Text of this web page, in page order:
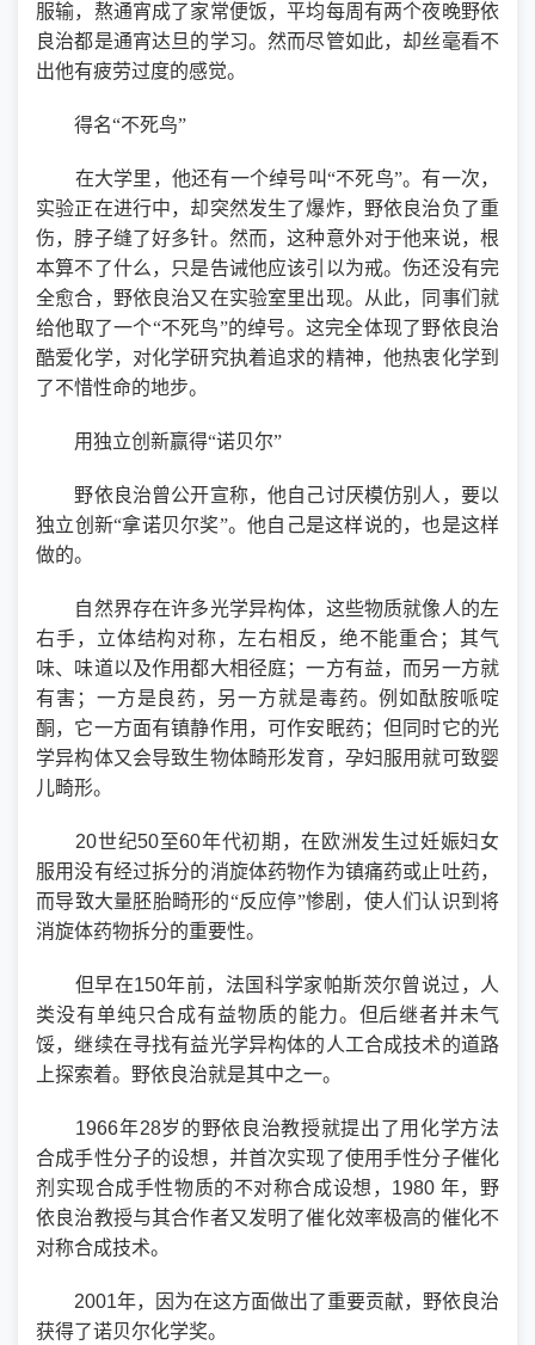
服输，熬通宵成了家常便饭，平均每周有两个夜晚野依
良治都是通宵达旦的学习。然而尽管如此，却丝毫看不
出他有疲劳过度的感觉。
得名“不死鸟”
在大学里，他还有一个绰号叫“不死鸟”。有一次，
实验正在进行中，却突然发生了爆炸，野依良治负了重
伤，脖子缝了好多针。然而，这种意外对于他来说，根
本算不了什么，只是告诫他应该引以为戒。伤还没有完
全愈合，野依良治又在实验室里出现。从此，同事们就
给他取了一个“不死鸟”的绰号。这完全体现了野依良治
酷爱化学，对化学研究执着追求的精神，他热衷化学到
了不惜性命的地步。
用独立创新赢得“诺贝尔”
野依良治曾公开宣称，他自己讨厌模仿别人，要以
独立创新“拿诺贝尔奖”。他自己是这样说的，也是这样
做的。
自然界存在许多光学异构体，这些物质就像人的左
右手，立体结构对称，左右相反，绝不能重合；其气
味、味道以及作用都大相径庭；一方有益，而另一方就
有害；一方是良药，另一方就是毒药。例如酞胺哌啶
酮，它一方面有镇静作用，可作安眠药；但同时它的光
学异构体又会导致生物体畸形发育，孕妇服用就可致婴
儿畸形。
20世纪50至60年代初期，在欧洲发生过妊娠妇女
服用没有经过拆分的消旋体药物作为镇痛药或止吐药，
而导致大量胚胎畸形的“反应停”惨剧，使人们认识到将
消旋体药物拆分的重要性。
但早在150年前，法国科学家帕斯茨尔曾说过，人
类没有单纯只合成有益物质的能力。但后继者并未气
馁，继续在寻找有益光学异构体的人工合成技术的道路
上探索着。野依良治就是其中之一。
1966年28岁的野依良治教授就提出了用化学方法
合成手性分子的设想，并首次实现了使用手性分子催化
剂实现合成手性物质的不对称合成设想， 1980 年，野
依良治教授与其合作者又发明了催化效率极高的催化不
对称合成技术。
2001年，因为在这方面做出了重要贡献，野依良治
获得了诺贝尔化学奖。